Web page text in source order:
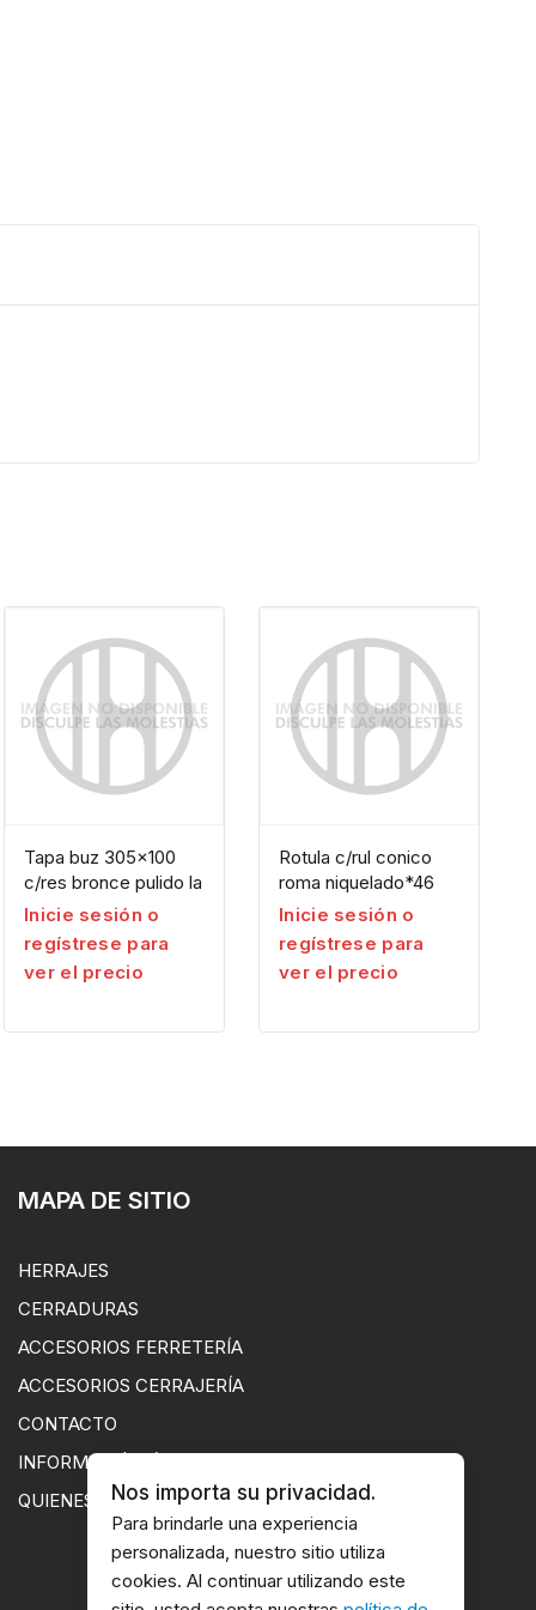
Tapa buz 305×100
c/res bronce pulido la
Inicie sesión o
regístrese para
ver el precio
Rotula c/rul conico
roma niquelado*46
Inicie sesión o
regístrese para
ver el precio
MAPA DE SITIO
HERRAJES
CERRADURAS
ACCESORIOS FERRETERÍA
ACCESORIOS CERRAJERÍA
CONTACTO
INFORMACIÓN ÚTIL
QUIENES SOMOSNos importa su privacidad.
Para brindarle una experiencia
personalizada, nuestro sitio utiliza
cookies. Al continuar utilizando este